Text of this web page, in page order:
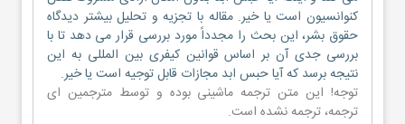
کنوانسیون است یا خیر. مقاله با تجزیه و تحلیل بیشتر دیدگاه
حقوق بشر، این بحث را مجدداً مورد بررسی قرار می دهد تا با
بررسی جدی آن بر اساس قوانین کیفری بین المللی به این
نتیجه برسد که آیا حبس ابد مجازات قابل توجیه است یا خیر.
توجه! این متن ترجمه ماشینی بوده و توسط مترجمین ای
ترجمه، ترجمه نشده است.